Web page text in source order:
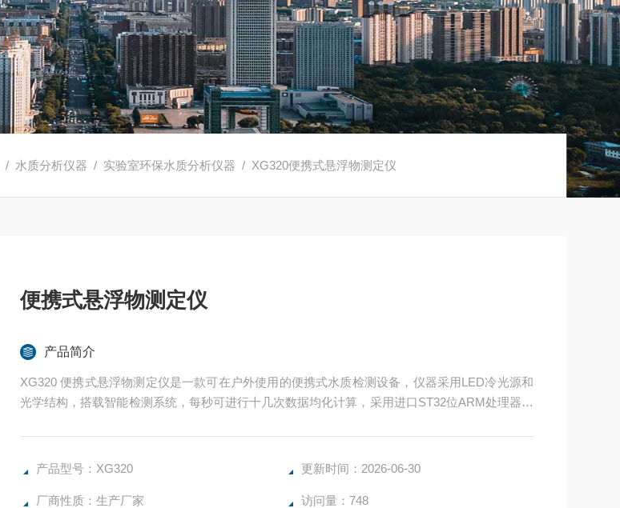
/ 水质分析仪器 / 实验室环保水质分析仪器 / XG320便携式悬浮物测定仪
便携式悬浮物测定仪
产品简介
XG320 便携式悬浮物测定仪是⼀款可在户外使用的便携式水质检测设备，仪器采用LED冷光源和
光学结构，搭载智能检测系统，每秒可进行十几次数据均化计算，采用进口ST32位ARM处理器，
产品型号：XG320
更新时间：2026-06-30
厂商性质：生产厂家 访问量：748